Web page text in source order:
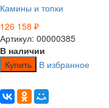
Камины и топки
126 158 ₽
Артикул: 00000385
В наличии
Купить
В избранное